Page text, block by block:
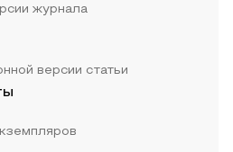
журнала
версии статьи